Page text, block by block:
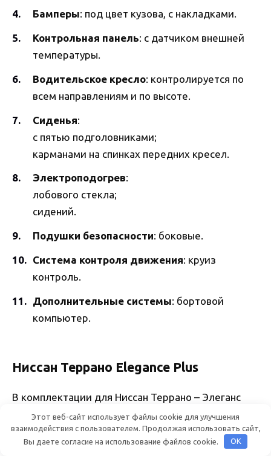
Бамперы: под цвет кузова, с накладками.
Контрольная панель: с датчиком внешней
температуры.
Водительское кресло: контролируется по
всем направлениям и по высоте.
Сиденья:
с пятью подголовниками;
карманами на спинках передних кресел.
Электроподогрев:
лобового стекла;
сидений.
Подушки безопасности: боковые.
Система контроля движения: круиз
контроль.
Дополнительные системы: бортовой
компьютер.
Ниссан Террано Elegance Plus
В комплектации для Ниссан Террано – Элеганс
Плюс – стоит обратить внимание на такие
элементы:
Этот веб-сайт использует файлы cookie для улучшения
взаимодействия с пользователем. Продолжая использовать сайт,
Вы даете согласие на использование файлов cookie.
OK